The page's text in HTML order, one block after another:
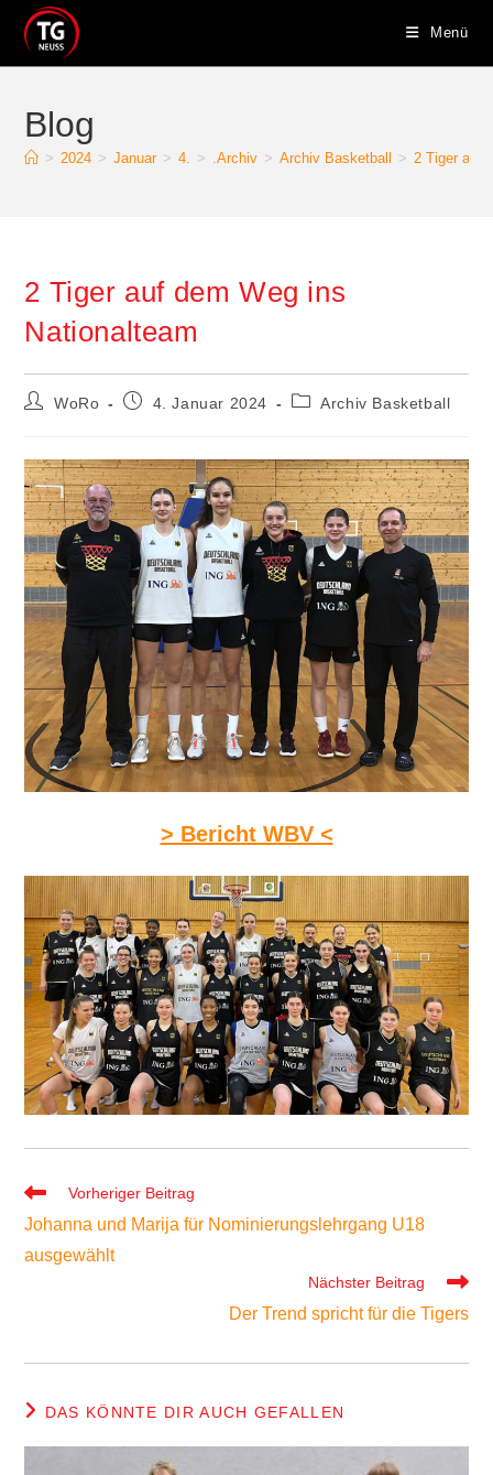
Inhalt
springen
Menü
Blog
> 2024 > Januar > 4. > .Archiv > Archiv Basketball > 2 Tiger auf
2 Tiger auf dem Weg ins
Nationalteam
Beitrags-
WoRo
Beitrag4. Januar 2024
Beitrags-
Archiv Basketball
> Bericht WBV <
Weitere
ansehen
Vorheriger Beitrag
Johanna und Marija für Nominierungslehrgang U18
ausgewählt
Nächster Beitrag
Der Trend spricht für die Tigers
DAS KÖNNTE DIR AUCH GEFALLEN